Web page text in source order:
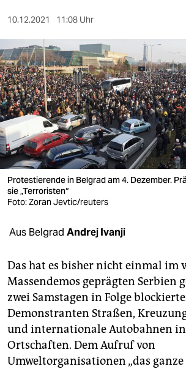
sport
berlin
nord
wahrheit
verlag
verlag
shop
fragen & hilfe
unterstützen
abo
genossenschaft
epaper login
10.12.2021 11:08 Uhr
Protestierende in Belgrad am 4. Dezember.
sie „Terroristen“
Foto: Zoran Jevtic/reuters
Aus Belgrad Andrej Ivanji
Das hat es bisher nicht einmal im
Massendemos geprägten Serbien
zwei Samstagen in Folge
Demonstranten Straßen,
und internationale Autobahnen
Ortschaften. Dem Aufruf von
Umweltorganisationen „das ganze